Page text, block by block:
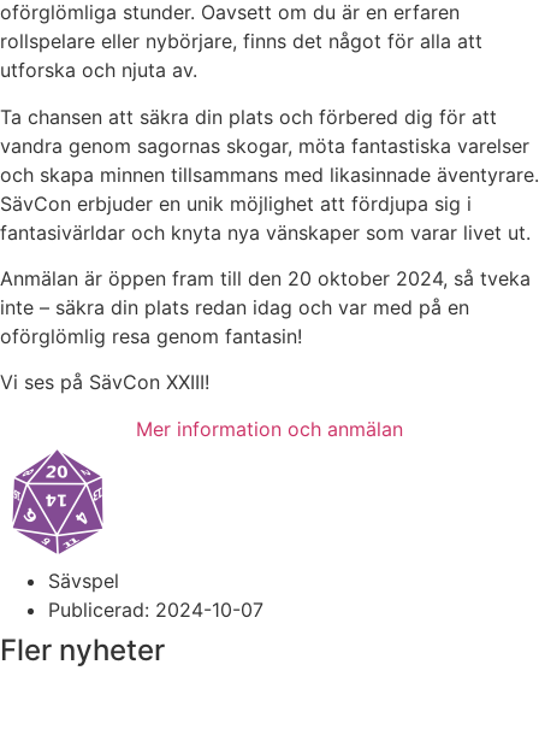
oförglömliga stunder. Oavsett om du är en erfaren
rollspelare eller nybörjare, finns det något för alla att
utforska och njuta av.
Ta chansen att säkra din plats och förbered dig för att
vandra genom sagornas skogar, möta fantastiska varelser
och skapa minnen tillsammans med likasinnade äventyrare.
SävCon erbjuder en unik möjlighet att fördjupa sig i
fantasivärldar och knyta nya vänskaper som varar livet ut.
Anmälan är öppen fram till den 20 oktober 2024, så tveka
inte – säkra din plats redan idag och var med på en
oförglömlig resa genom fantasin!
Vi ses på SävCon XXIII!
Mer information och anmälan
Sävspel
Publicerad: 2024-10-07
Fler nyheter